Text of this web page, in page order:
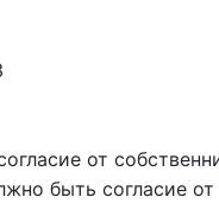
от
быть согласие